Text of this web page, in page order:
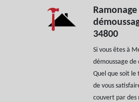
34800
Si vous êtes à
démoussage de
Quel que soit le
de vous
couvert par des